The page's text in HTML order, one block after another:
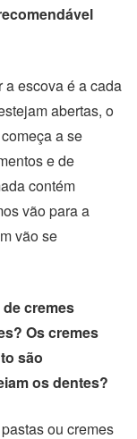
a escova é a cada
abertas, o
a se
e de
contém
vão para a
vão se
cremes
Os cremes
são
os dentes?
ou cremes